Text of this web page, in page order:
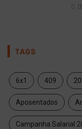
TAGS
6x1 409
Aposentados
Campanha Salarial